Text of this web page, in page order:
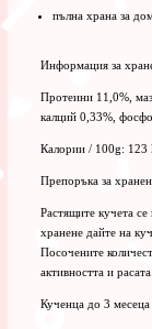
пълна храна за
Информация за
Протеини 11,0%,
калций 0,33%,
Калории / 100g: 123
Препоръка за
Растящите кучета
хранене дайте на
Посочените
активността и расата.
Кученца до 3